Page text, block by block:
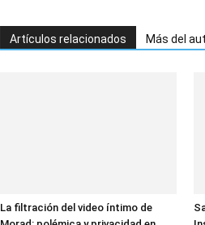
Artículos relacionados Más del
La filtración del video íntimo de